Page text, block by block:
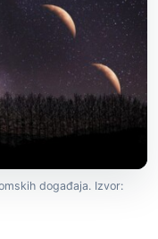
događaja. Izvor: